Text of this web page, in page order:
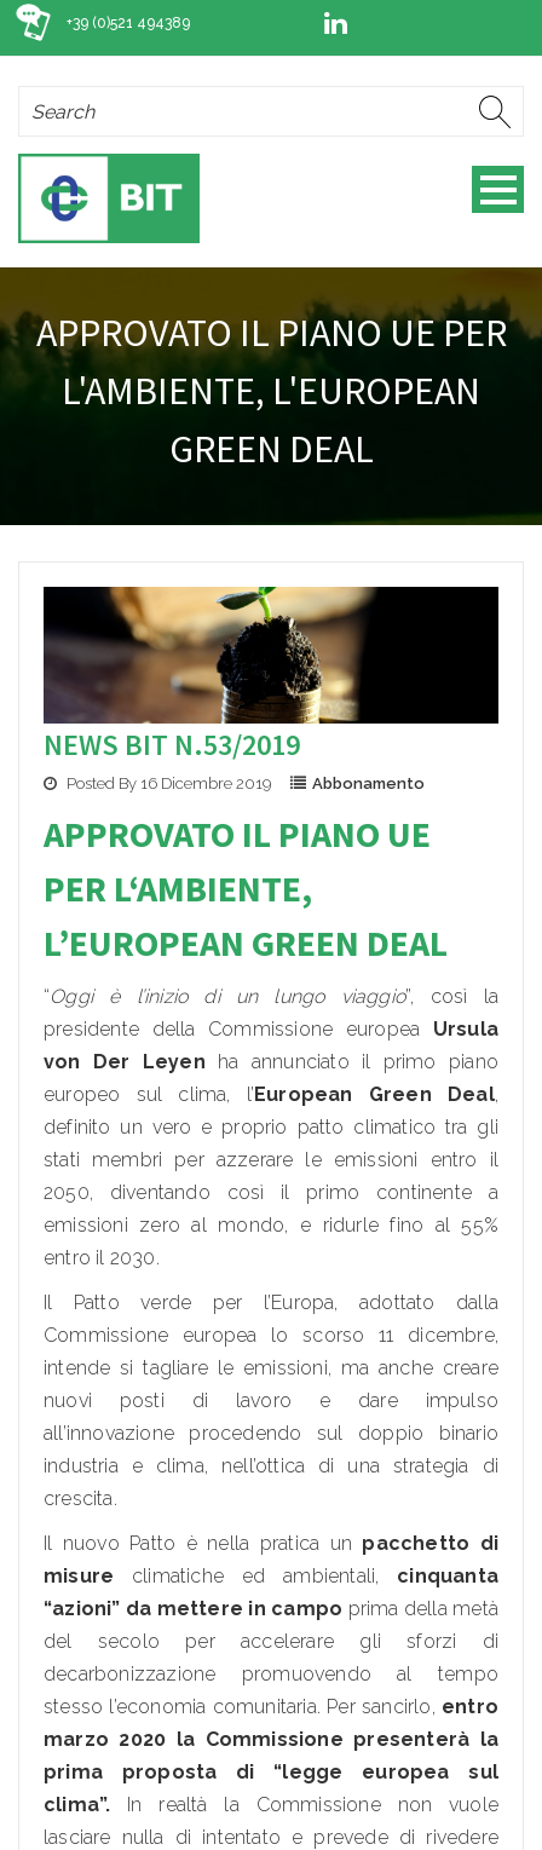
+39 (0)521 494389
APPROVATO IL PIANO UE PER
L'AMBIENTE, L'EUROPEAN
GREEN DEAL
NEWS BIT N.53/2019
Posted By 16 Dicembre 2019 Abbonamento
APPROVATO IL PIANO UE
PER L‘AMBIENTE,
L’EUROPEAN GREEN DEAL
“Oggi è l’inizio di un lungo viaggio”, così la
presidente della Commissione europea Ursula
von Der Leyen ha annunciato il primo piano
europeo sul clima, l’European Green Deal,
definito un vero e proprio patto climatico tra gli
stati membri per azzerare le emissioni entro il
2050, diventando così il primo continente a
emissioni zero al mondo, e ridurle fino al 55%
entro il 2030.
Il Patto verde per l’Europa, adottato dalla
Commissione europea lo scorso 11 dicembre,
intende si tagliare le emissioni, ma anche creare
nuovi posti di lavoro e dare impulso
all’innovazione procedendo sul doppio binario
industria e clima, nell’ottica di una strategia di
crescita.
Il nuovo Patto è nella pratica un pacchetto di
misure climatiche ed ambientali, cinquanta
“azioni” da mettere in campo prima della metà
del secolo per accelerare gli sforzi di
decarbonizzazione promuovendo al tempo
stesso l’economia comunitaria. Per sancirlo, entro
marzo 2020 la Commissione presenterà la
prima proposta di “legge europea sul
clima”. In realtà la Commissione non vuole
lasciare nulla di intentato e prevede di rivedere